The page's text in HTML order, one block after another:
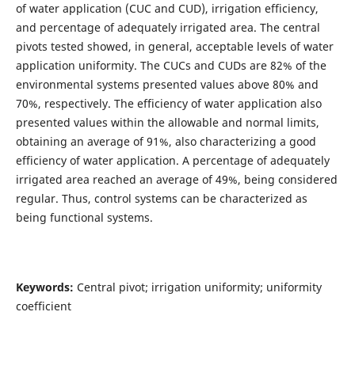
of water application (CUC and CUD), irrigation efficiency,
and percentage of adequately irrigated area. The central
pivots tested showed, in general, acceptable levels of water
application uniformity. The CUCs and CUDs are 82% of the
environmental systems presented values above 80% and
70%, respectively. The efficiency of water application also
presented values within the allowable and normal limits,
obtaining an average of 91%, also characterizing a good
efficiency of water application. A percentage of adequately
irrigated area reached an average of 49%, being considered
regular. Thus, control systems can be characterized as
being functional systems.
Keywords: Central pivot; irrigation uniformity; uniformity
coefficient